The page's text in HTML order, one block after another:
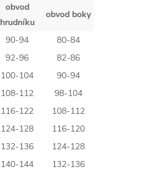
obvod
hrudníku
obvod boky
90-94
80-84
92-96
82-86
100-104
90-94
108-112
98-104
116-122
108-112
124-128
116-120
132-136
124-128
140-144
132-136